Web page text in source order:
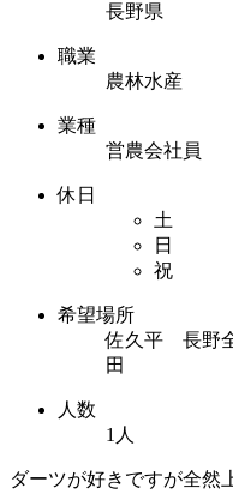
長野県
職業
農林水産
業種
営農会社員
休日
土
日
祝
希望場所
佐久平 長
田
人数
1人
ダーツが好きですが全然